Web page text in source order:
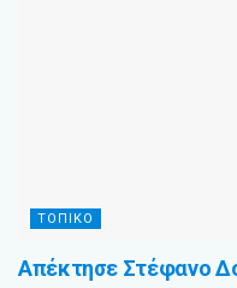
ΤΟΠΙΚΟ
Απέκτησε Στέφανο